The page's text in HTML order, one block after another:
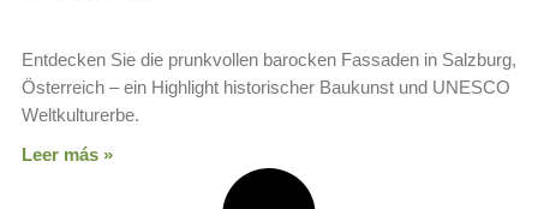
Entdecken Sie die prunkvollen barocken Fassaden in Salzburg,
Österreich – ein Highlight historischer Baukunst und UNESCO
Weltkulturerbe.
Leer más »